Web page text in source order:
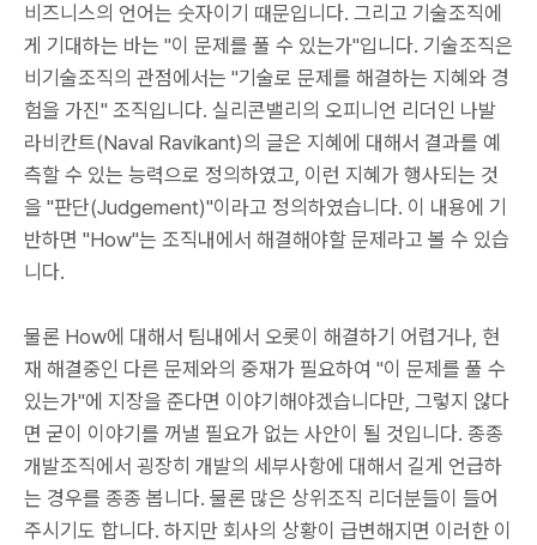
비즈니스의 언어는 숫자이기 때문입니다. 그리고 기술조직에
게 기대하는 바는 "이 문제를 풀 수 있는가"입니다. 기술조직은
비기술조직의 관점에서는 "기술로 문제를 해결하는 지혜와 경
험을 가진" 조직입니다. 실리콘밸리의 오피니언 리더인 나발
라비칸트(Naval Ravikant)의 글은 지혜에 대해서 결과를 예
측할 수 있는 능력으로 정의하였고, 이런 지혜가 행사되는 것
을 "판단(Judgement)"이라고 정의하였습니다. 이 내용에 기
반하면 "How"는 조직내에서 해결해야할 문제라고 볼 수 있습
니다.
물론 How에 대해서 팀내에서 오롯이 해결하기 어렵거나, 현
재 해결중인 다른 문제와의 중재가 필요하여 "이 문제를 풀 수
있는가"에 지장을 준다면 이야기해야겠습니다만, 그렇지 않다
면 굳이 이야기를 꺼낼 필요가 없는 사안이 될 것입니다. 종종
개발조직에서 굉장히 개발의 세부사항에 대해서 길게 언급하
는 경우를 종종 봅니다. 물론 많은 상위조직 리더분들이 들어
주시기도 합니다. 하지만 회사의 상황이 급변해지면 이러한 이